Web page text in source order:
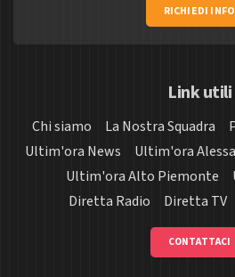
RICHIEDI INFO
Link utili
Chi siamo La Nostra Squadra
Ultim'ora News
Ultim'ora
Ultim'ora Alto Piemonte
Diretta Radio
Diretta TV
CONTATTACI